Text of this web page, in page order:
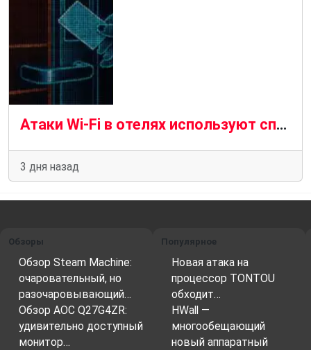
Атаки Wi-Fi в отелях используют специальное вредоносное ПО для взлома учетных записей Microsoft 365
3 дня назад
Обзоры
Обзор Steam Machine:
очаровательный, но
разочаровывающий…
Обзор AOC Q27G4ZR:
удивительно доступный
монитор…
Популярное
Новая атака на
процессор TONTOU
обходит…
HWall —
многообещающий
новый аппаратный